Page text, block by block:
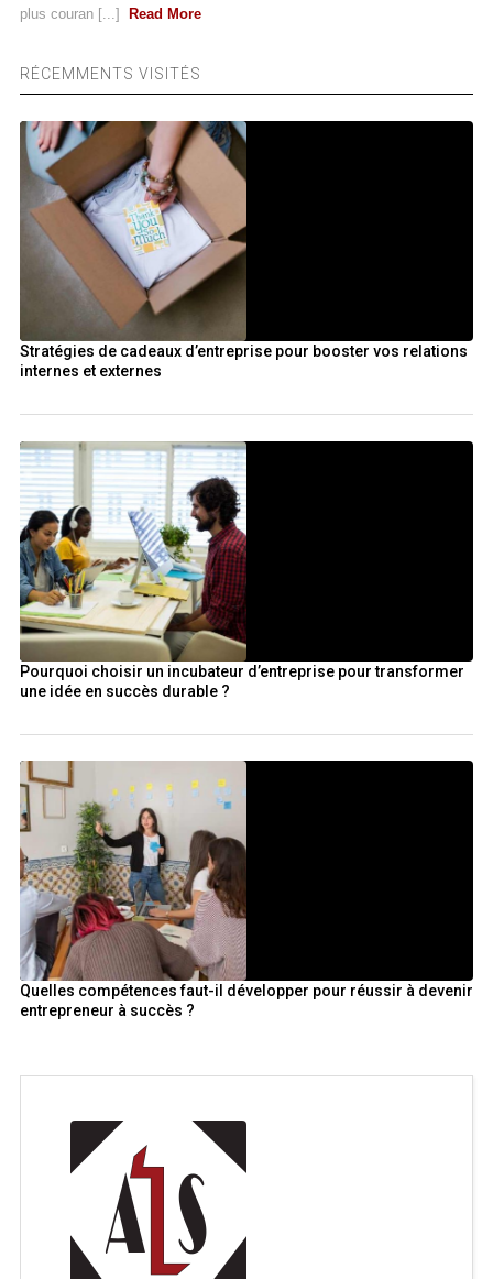
plus couran [...] Read More
RÉCEMMENTS VISITÉS
Stratégies de cadeaux d’entreprise pour booster vos relations
internes et externes
Pourquoi choisir un incubateur d’entreprise pour transformer
une idée en succès durable ?
Quelles compétences faut-il développer pour réussir à devenir
entrepreneur à succès ?